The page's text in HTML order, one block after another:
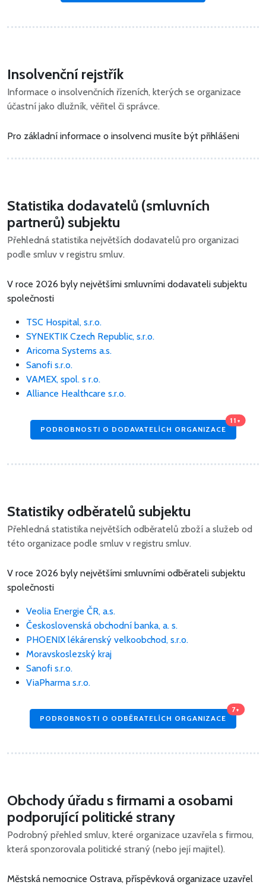
Insolvenční rejstřík
Informace o insolvenčních řízeních, kterých se organizace
účastní jako dlužník, věřitel či správce.
Pro základní informace o insolvenci musíte být přihlášeni
Statistika dodavatelů (smluvních
partnerů) subjektu
Přehledná statistika největších dodavatelů pro organizaci
podle smluv v registru smluv.
V roce 2026 byly největšími smluvními dodavateli subjektu
společnosti
TSC Hospital, s.r.o.
SYNEKTIK Czech Republic, s.r.o.
Aricoma Systems a.s.
Sanofi s.r.o.
VAMEX, spol. s r.o.
Alliance Healthcare s.r.o.
PODROBNOSTI O DODAVATELÍCH ORGANIZACE
11+
Statistiky odběratelů subjektu
Přehledná statistika největších odběratelů zboží a služeb od
této organizace podle smluv v registru smluv.
V roce 2026 byly největšími smluvními odběrateli subjektu
společnosti
Veolia Energie ČR, a.s.
Československá obchodní banka, a. s.
PHOENIX lékárenský velkoobchod, s.r.o.
Moravskoslezský kraj
Sanofi s.r.o.
ViaPharma s.r.o.
PODROBNOSTI O ODBĚRATELÍCH ORGANIZACE
7+
Obchody úřadu s firmami a osobami
podporující politické strany
Podrobný přehled smluv, které organizace uzavřela s firmou,
která sponzorovala politické straný (nebo její majitel).
Městská nemocnice Ostrava, příspěvková organizace uzavřel